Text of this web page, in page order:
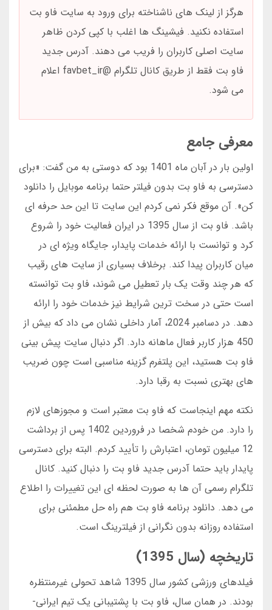
هرگز از لینک های ناشناخته برای ورود به سایت فاو بت
استفاده نکنید. فیشینگ ها اغلب با کپی کردن ظاهر
سایت اصلی کاربران را فریب می دهند. آدرس جدید
فاو بت فقط از طریق کانال تلگرام @favbet_ir اعلام
می شود.
معرفی جامع
اولین بار در آبان ماه 1401 بود که دوستی به من گفت: «برای
دسترسی به فاو بت بدون فیلتر حتما برنامه موبایل را دانلود
کن». آن موقع فکر نمی کردم این سایت تا این حد حرفه ای
باشد. فاو بت از سال 1395 در ایران فعالیت خود را شروع
کرد و توانست با ارائه خدمات پایدار، جایگاه ویژه ای در
میان کاربران پیدا کند. برخلاف بسیاری از سایت های رقیب
که هر چند وقت یک بار تعطیل می شوند، فاو بت توانسته
است حتی در سخت ترین شرایط نیز خدمات خود را ارائه
دهد. در دسامبر 2024، آمار داخلی نشان می داد که بیش از
450 هزار کاربر فعال ماهانه دارد. اگر دنبال سایت پیش بینی
فاو بت هستید، این پلتفرم گزینه مناسبی است چون ضریب
های بهتری نسبت به رقبا دارد.
نکته مهم اینجاست که فاو بت معتبر است و مجوزهای لازم
را دارد. من خودم شخصا در فروردین 1402 پس از برداشت
12 میلیون تومان، اعتبارش را تأیید کردم. البته برای دسترسی
پایدار باید حتما آدرس جدید فاو بت را دنبال کنید. کانال
تلگرام رسمی آن ها به صورت لحظه ای این تغییرات را اطلاع
می دهد. دانلود برنامه فاو بت هم راه حل مطمئنی برای
استفاده روزانه بدون نگرانی از فیلترینگ است.
تاریخچه (سال 1395)
فیلدهای ورزشی کشور سال 1395 شاهد تحولی غیرمنتظره
بودند. در همان سال، فاو بت با پشتیبانی یک تیم ایرانی-